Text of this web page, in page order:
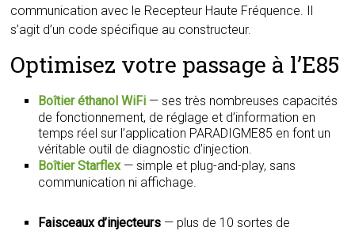
communication avec le Recepteur Haute Fréquence. Il
s’agit d’un code spécifique au constructeur.
Optimisez votre passage à l’E85
Boîtier éthanol WiFi — ses très nombreuses capacités
de fonctionnement, de réglage et d’information en
temps réel sur l’application PARADIGME85 en font un
véritable outil de diagnostic d’injection.
Boîtier Starflex— simple et plug-and-play, sans
communication ni affichage.
Faisceaux d’injecteurs — plus de 10 sortes de